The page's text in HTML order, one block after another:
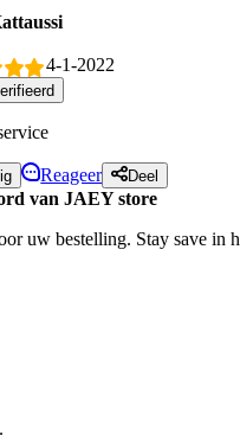
4-1-2022
Reageer Deel
van JAEY store
uw bestelling. Stay save in